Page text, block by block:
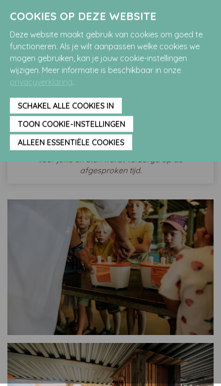
Voorwaarden
Prijzen verschillen per activiteit
Beschikbaarheid voor betaalde (deels)
begeleide activteiten:
vakantie dagen
In juli en augustus is de beschikbaarheid beperkt.
Dune Golf/ Jeu de Boules alle dagen
beschikbaar.
Let op: zonder begeleiding. Tafel wordt gereseveerd
voor jullie en eten wordt verzorgd op de
afgesproken tijd.
COOKIES OP DEZE WEBSITE
Deze website maakt gebruik van cookies om goed te
functioneren. Als je wilt aanpassen welke cookies we
mogen gebruiken, kan je jouw cookie-instellingen
wijzigen. Meer informatie is beschikbaar in onze
privacyverklaring.
SCHAKEL ALLE COOKIES IN
TOON COOKIE-INSTELLINGEN
ALLEEN ESSENTIËLE COOKIES